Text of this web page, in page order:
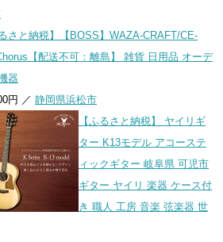
るさと納税】【BOSS】WAZA-CRAFT/CE-
【配送不可：離島】 雑貨 日用品 オーデ
器
円 ／ 静岡県浜松市
【ふるさと納税】 ヤイリギ
ター K13モデル アコーステ
ィックギター 岐阜県 可児市
ギター ヤイリ 楽器 ケース付
き 職人 工房 音楽 弦楽器 世